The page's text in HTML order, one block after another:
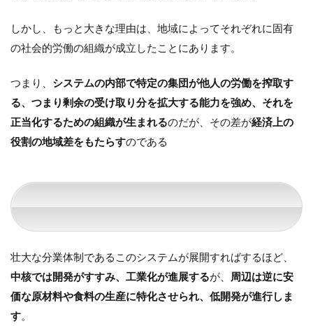
しかし、もっと大きな理由は、地域によってそれぞれに固有
の社会的労働の組織が成立したことにあります。
つまり、 システムの内部で特定の集団が他人の労働を搾取す
る、つまり剰余の受け取り分を拡大する能力を強め、それを
正当化するための組織が生まれるのだが、その差が経済上の
役割の地域差をもたらすのである
壮大な分業体制であるこのシステムが展開すればするほど、
中核では開発がすすみ、工業化が進展するが、
周辺は逆に安
価な原材料や食料の生産に特化させられ、低開発が進行しま
す。